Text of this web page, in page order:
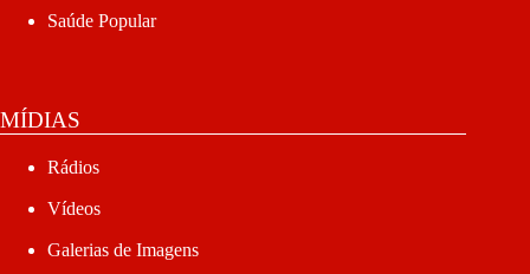
Saúde Popular
MÍDIAS
Rádios
Vídeos
Galerias de Imagens